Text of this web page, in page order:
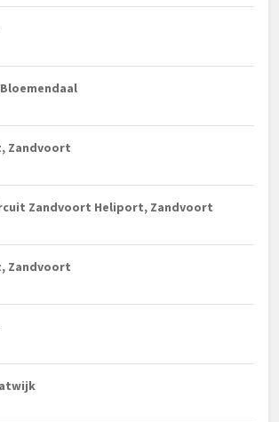
Zandvoort
Zandvoort Heliport, Zandvoort
Zandvoort